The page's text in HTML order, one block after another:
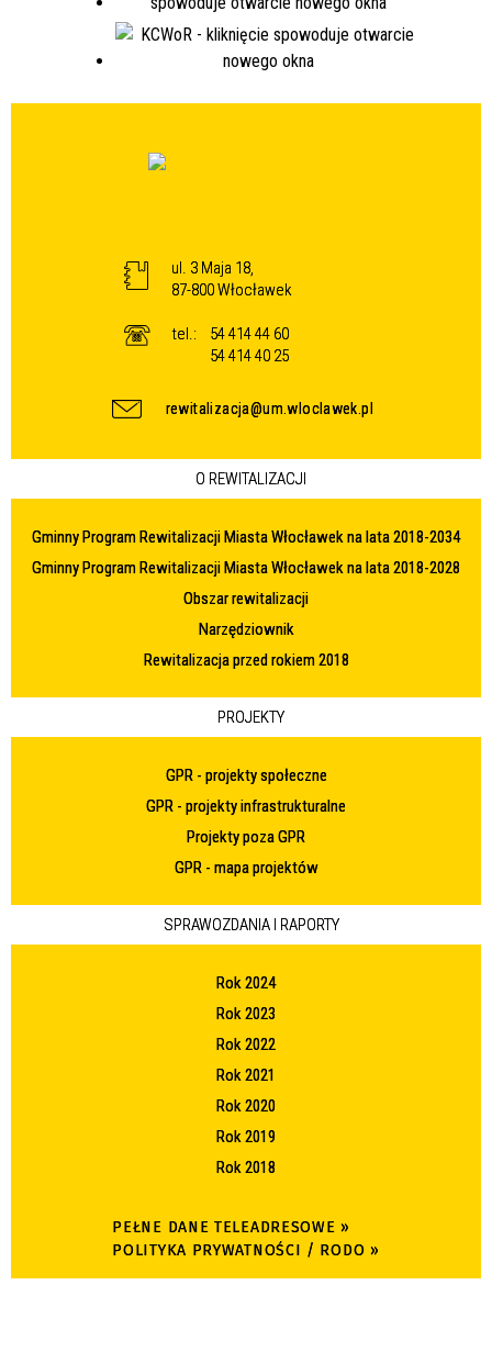
ul. 3 Maja 18,
87-800 Włocławek
tel.:
54 414 44 60
54 414 40 25
rewitalizacja@um.wloclawek.pl
O REWITALIZACJI
Gminny Program Rewitalizacji Miasta Włocławek na lata 2018-2034
Gminny Program Rewitalizacji Miasta Włocławek na lata 2018-2028
Obszar rewitalizacji
Narzędziownik
Rewitalizacja przed rokiem 2018
PROJEKTY
GPR - projekty społeczne
GPR - projekty infrastrukturalne
Projekty poza GPR
GPR - mapa projektów
SPRAWOZDANIA I RAPORTY
Rok 2024
Rok 2023
Rok 2022
Rok 2021
Rok 2020
Rok 2019
Rok 2018
PEŁNE DANE TELEADRESOWE »
POLITYKA PRYWATNOŚCI / RODO »